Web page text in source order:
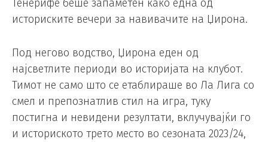
Тенерифе беше запаметен како една од
историските вечери за навивачите на Џирона.
Под негово водство, Џирона еден од
најсветлите периоди во историјата на клубот.
Тимот не само што се етаблираше во Ла Лига со
смел и препознатлив стил на игра, туку
постигна и невидени резултати, вклучувајќи го
и историското трето место во сезоната 2023/24,